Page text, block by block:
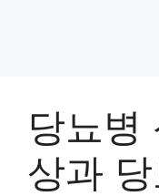
당뇨병
상과